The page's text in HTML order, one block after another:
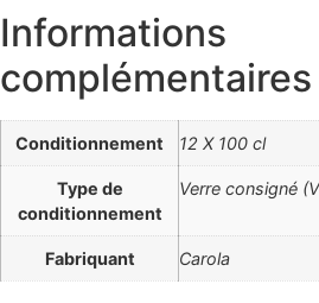
Informations
complémentaires
Conditionnement 12 X 100 cl
Type de
conditionnement
Verre consigné
Fabriquant Carola